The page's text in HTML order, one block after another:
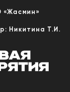
«Жасмин»
Никитина Т.И.